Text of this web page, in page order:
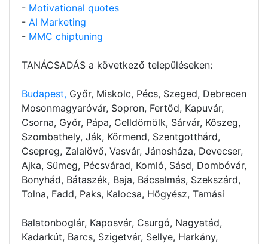
- Motivational quotes
- AI Marketing
- MMC chiptuning
TANÁCSADÁS a következő településeken:
Budapest, Győr, Miskolc, Pécs, Szeged, Debrecen
Mosonmagyaróvár, Sopron, Fertőd, Kapuvár,
Csorna, Győr, Pápa, Celldömölk, Sárvár, Kőszeg,
Szombathely, Ják, Körmend, Szentgotthárd,
Csepreg, Zalalövő, Vasvár, Jánosháza, Devecser,
Ajka, Sümeg, Pécsvárad, Komló, Sásd, Dombóvár,
Bonyhád, Bátaszék, Baja, Bácsalmás, Szekszárd,
Tolna, Fadd, Paks, Kalocsa, Hőgyész, Tamási
Balatonboglár, Kaposvár, Csurgó, Nagyatád,
Kadarkút, Barcs, Szigetvár, Sellye, Harkány,